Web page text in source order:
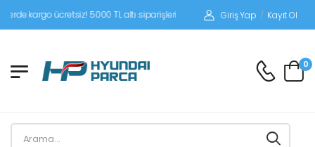
kargo ücretsiz! 5000 TL altı siparişlerinizde siparişleriniz alıcı ödemeli
Giriş Yap / Kayıt Ol
0